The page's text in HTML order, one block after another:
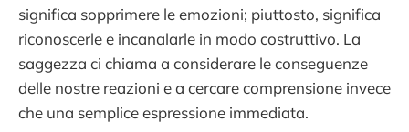
significa sopprimere le emozioni; piuttosto, significa
riconoscerle e incanalarle in modo costruttivo. La
saggezza ci chiama a considerare le conseguenze
delle nostre reazioni e a cercare comprensione invece
che una semplice espressione immediata.